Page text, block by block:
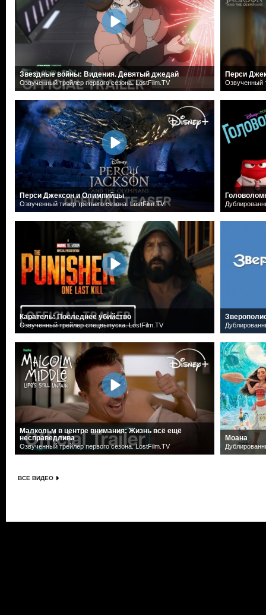
Звездные войны: Видения. Девятый джедай
Озвученный трейлер первого сезона. LostFilm.TV
Перси Джексон и Олимпийцы
Озвученный тизер третьего сезона. LostFilm.TV
Каратель: Последнее убийство
Озвученный трейлер спецвыпуска. LostFilm.TV
Малкольм в центре внимания: Жизнь всё ещё
несправедлива
Озвученный трейлер первого сезона. LostFilm.TV
Перси
Озвученный
Моана
ВСЕ ВИДЕО